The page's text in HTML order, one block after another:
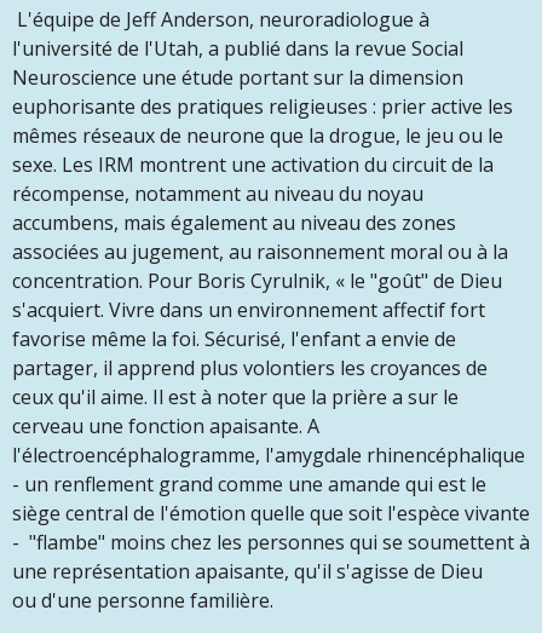
L'équipe de Jeff Anderson, neuroradiologue à
l'université de l'Utah, a publié dans la revue Social
Neuroscience une étude portant sur la dimension
euphorisante des pratiques religieuses : prier active les
mêmes réseaux de neurone que la drogue, le jeu ou le
sexe. Les IRM montrent une activation du circuit de la
récompense, notamment au niveau du noyau
accumbens, mais également au niveau des zones
associées au jugement, au raisonnement moral ou à la
concentration. Pour Boris Cyrulnik, « le "goût" de Dieu
s'acquiert. Vivre dans un environnement affectif fort
favorise même la foi. Sécurisé, l'enfant a envie de
partager, il apprend plus volontiers les croyances de
ceux qu'il aime. Il est à noter que la prière a sur le
cerveau une fonction apaisante. A
l'électroencéphalogramme, l'amygdale rhinencéphalique
- un renflement grand comme une amande qui est le
siège central de l'émotion quelle que soit l'espèce vivante
- "flambe" moins chez les personnes qui se soumettent à
une représentation apaisante, qu'il s'agisse de Dieu
ou d'une personne familière.